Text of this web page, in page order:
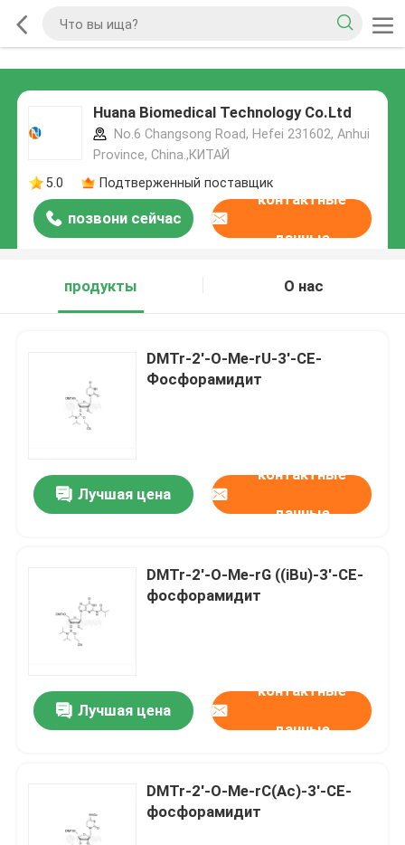
Huana Biomedical Technology Co.Ltd
No.6 Changsong Road, Hefei 231602, Anhui
Province, China.,КИТАЙ
5.0
Подтверженный поставщик
позвони сейчас
контактные
данные
продукты О нас
DMTr-2'-O-Me-rU-3'-CE-
Фосфорамидит
Лучшая цена
контактные
данные
DMTr-2'-O-Me-rG ((iBu)-3'-CE-
фосфорамидит
Лучшая цена
контактные
данные
DMTr-2'-O-Me-rC(Ac)-3'-CE-
фосфорамидит